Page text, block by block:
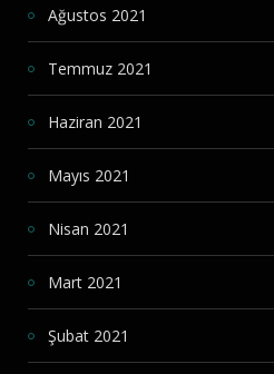
Ağustos 2021
Temmuz 2021
Haziran 2021
Mayıs 2021
Nisan 2021
Mart 2021
Şubat 2021